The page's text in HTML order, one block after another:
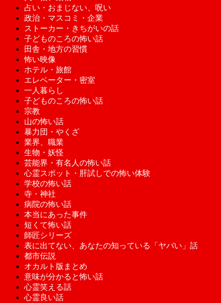
占い・おまじない、呪い
政治・マスコミ・企業
ストーカー・きちがいの話
子どものころの怖い話
田舎・地方の習慣
怖い映像
ホテル・旅館
エレベーター・密室
一人暮らし
子どものころの怖い話
宗教
山の怖い話
暴力団・やくざ
業界、職業
生物・妖怪
芸能界・有名人の怖い話
心霊スポット・肝試しでの怖い体験
学校の怖い話
寺・神社
病院の怖い話
本当にあった事件
短くて怖い話
師匠シリーズ
表に出てない、あなたの知っている「ヤバい」話
都市伝説
オカルト版まとめ
意味が分かると怖い話
心霊笑える話
心霊良い話